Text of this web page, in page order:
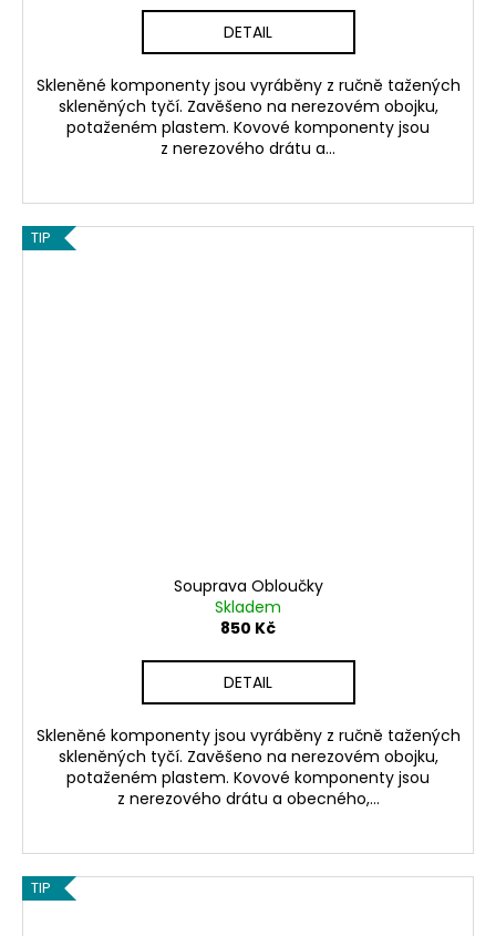
DETAIL
Skleněné komponenty jsou vyráběny z ručně tažených
skleněných tyčí. Zavěšeno na nerezovém obojku,
potaženém plastem. Kovové komponenty jsou
z nerezového drátu a...
TIP
Souprava Obloučky
Skladem
850 Kč
DETAIL
Skleněné komponenty jsou vyráběny z ručně tažených
skleněných tyčí. Zavěšeno na nerezovém obojku,
potaženém plastem. Kovové komponenty jsou
z nerezového drátu a obecného,...
TIP